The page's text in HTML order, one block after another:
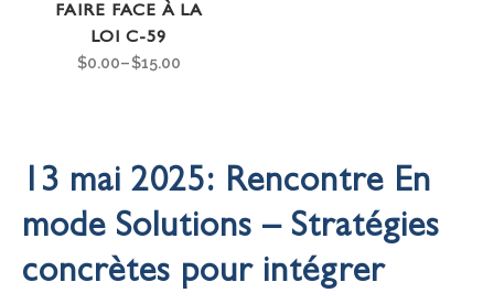
FAIRE FACE À LA
LOI C-59
$0.00–$15.00
13 mai 2025: Rencontre En
mode Solutions – Stratégies
concrètes pour intégrer